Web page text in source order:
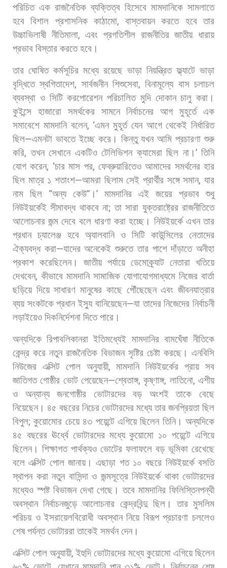
পরিচিত এক রাজনৈতিক ব্যক্তিত্ব হিসেবে মামদানিকে সামলাতে
হবে বিশাল প্রশাসনিক কাঠামো,বাস্তবায়ন করতে হবে তার
উচ্চাভিলাষী নীতিমালা,এবং প্রগতিশীল রাজনীতির জাতীয় ধারায়
প্রভাব বিস্তার করতে হবে।
তার ঘোষিত কর্মসূচির মধ্যে রয়েছে ভাড়া নিয়ন্ত্রিত ফ্ল্যাটে ভাড়া
বৃদ্ধিতে স্থগিতাদেশ, সার্বজনীন শিশুসেবা,বিনামূল্যে বাস চলাচল
ব্যবস্থা ও সিটি করপোরেশন পরিচালিত মুদি দোকান চালু করা।
কুইন্সে
হাজারো সমর্থকের সামনে নির্বাচনের আগ মুহূর্তে
এক
সমাবেশে মামদানি বলেন, ‘এমন মুহূর্ত যেন আগে থেকেই নির্ধারিত
ছিল—এমনটা ভাবতে ইচ্ছে করে। কিন্তু যখন আমি প্রচারণা শুরু
করি,তখন সেখানে একটিও টেলিভিশন ক্যামেরা ছিল না।’ তিনি
যোগ করেন, ‘চার মাস পর, ফেব্রুয়ারিতেও আমাদের সমর্থনের হার
ছিল মাত্র ১ শতাংশ—আমরা ছিলাম সেই প্রার্থীর সঙ্গে সমান,যার
নাম
ছিল “অন্য কেউ” ।’ মামদানির এই জয়ের প্রভাব
শুধু
নিউইয়র্কেই সীমাবদ্ধ থাকবে না;তা সারা যুক্তরাষ্ট্রের রাজনীতিতে
আলোচনার জন্ম দেবে বলে ধারণা করা হচ্ছে। নিউইয়র্কে এখন তার
প্রধান চ্যালেঞ্জ হবে অ্যালবানি ও সিটি কাউন্সিলের নেতাদের
ঐক্যবদ্ধ করা—যাদের অনেকেই শুরুতে তার পাশে দাঁড়াতে অনীহা
প্রকাশ করেছিলেন। জাতীয় পর্যায়ে ডেমোক্র্যাট নেতারা খতিয়ে
দেখবেন, কীভাবে মামদানি সামাজিক যোগাযোগমাধ্যমে নিজের বার্তা
ছড়িয়ে দিয়ে সাধারণ মানুষের কাছে পৌঁছেছেন এবং জীবনযাত্রার
ব্যয় সংকটকে প্রধান ইস্যু বানিয়েছেন—যা তাদের নিজেদের নির্বাচনী
লড়াইয়েও দিকনির্দেশনা দিতে পারে।
অন্যদিকে রিপাবলিকানরা ইতিমধ্যেই মামদানির বামঘেঁষা নীতিকে
কেন্দ্র করে নতুন রাজনৈতিক বিভাজন সৃষ্টির চেষ্টা করছে। এনবিসি
নিউজের এক্সিট পোল অনুযায়ী,মামদানি নিউইয়র্কের প্রায় সব
জাতিগত গোষ্ঠীর ভোট পেয়েছেন—শ্বেতাঙ্গ,কৃষ্ণাঙ্গ, লাতিনো,এশীয়
ও
অন্যান্য জনগোষ্ঠীর ভোটারদের বড় অংশই তাকে
বেছে
নিয়েছেন। ৪৫ বছরের নিচের ভোটারদের মধ্যে তার জনপ্রিয়তা ছিল
বিপুল;কুয়োমোর চেয়ে ৪৩ পয়েন্টে এগিয়ে ছিলেন তিনি। অন্যদিকে
৪৫ বছরের ঊর্ধ্বে ভোটারদের মধ্যে কুয়োমো ১০ পয়েন্টে এগিয়ে
ছিলেন। শিক্ষাগত পার্থক্যও ভোটের ফলাফলে বড় ভূমিকা রেখেছে
বলে এক্সিট পোল জানায়। এছাড়া গত ১০ বছরে নিউইয়র্কে বসতি
স্থাপন করা নতুন বাসিন্দা ও জন্মসূত্রে নিউইয়র্কে থাকা ভোটারদের
মধ্যেও স্পষ্ট বিভাজন দেখা গেছে। তবে মামদানির ফিলিস্তিনপন্থী
অবস্থান নির্বাচনজুড়ে আলোচনার কেন্দ্রবিন্দু ছিল। তার মুসলিম
পরিচয় ও ইসরায়েলবিরোধী অবস্থান নিয়ে বিরূপ প্রচারণা চললেও
শেষ পর্যন্ত ভোটাররা তাকেই সমর্থন দেন।
এক্সিট পোল অনুযায়ী,ইহুদি ভোটারদের মধ্যে কুয়োমো এগিয়ে ছিলেন